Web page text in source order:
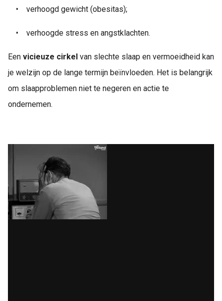
• verhoogd gewicht (obesitas);
• verhoogde stress en angstklachten.
Een vicieuze cirkel van slechte slaap en vermoeidheid kan
je welzijn op de lange termijn beïnvloeden. Het is belangrijk
om slaapproblemen niet te negeren en actie te
ondernemen.